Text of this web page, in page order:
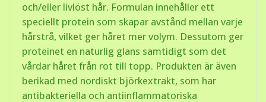
och/eller livlöst hår. Formulan innehåller ett
speciellt protein som skapar avstånd mellan varje
hårstrå, vilket ger håret mer volym. Dessutom ger
proteinet en naturlig glans samtidigt som det
vårdar håret från rot till topp. Produkten är även
berikad med nordiskt björkextrakt, som har
antibakteriella och antiinflammatoriska